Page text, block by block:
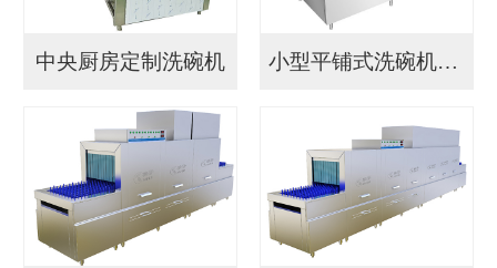
中央厨房定制洗碗机 小型平铺式洗碗机YF...